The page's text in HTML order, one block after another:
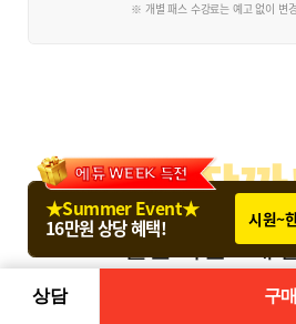
에듀 WEEK 특전
★Summer Event★
16만원 상당 혜택! 시원~
※ 개별 패스 수강료는 예고 없이 변
잠
할인 이벤트에
더 합리적으로 수
상담 구